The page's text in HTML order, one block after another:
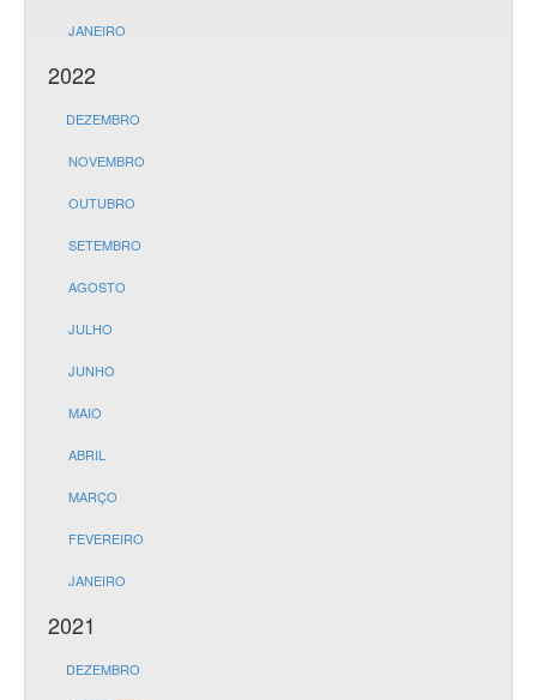
JANEIRO
2022
DEZEMBRO
NOVEMBRO
OUTUBRO
SETEMBRO
AGOSTO
JULHO
JUNHO
MAIO
ABRIL
MARÇO
FEVEREIRO
JANEIRO
2021
DEZEMBRO